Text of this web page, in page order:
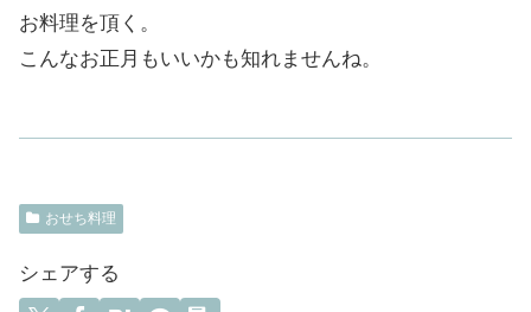
お料理を頂く。
こんなお正月もいいかも知れませんね。
おせち料理
シェアする